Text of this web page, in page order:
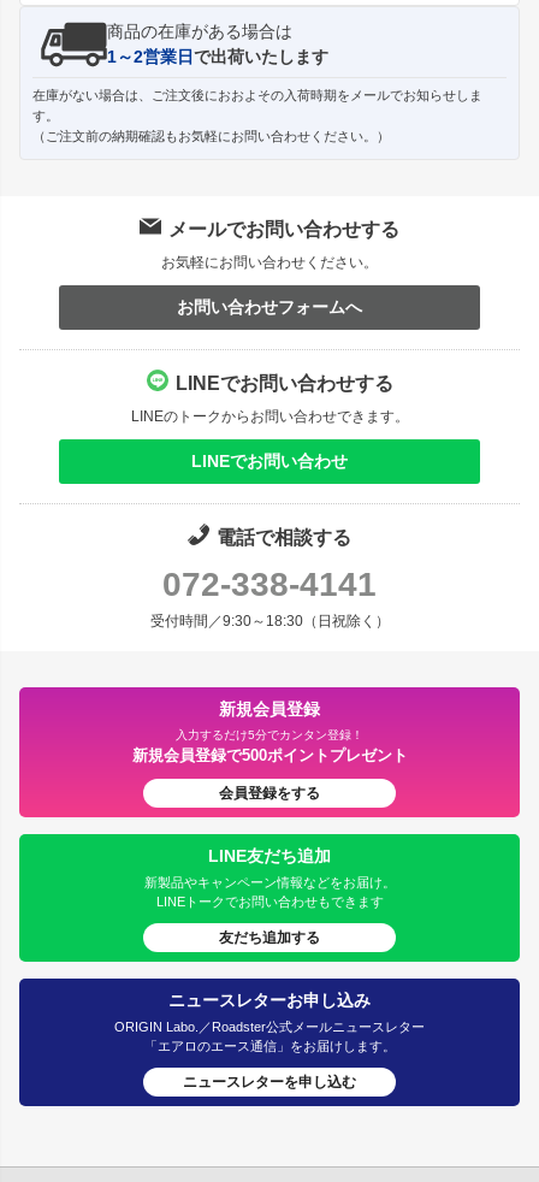
商品の在庫がある場合は
1～2営業日で出荷いたします
在庫がない場合は、ご注文後におおよその入荷時期をメールでお知らせしま
す。
（ご注文前の納期確認もお気軽にお問い合わせください。）
メールでお問い合わせする
お気軽にお問い合わせください。
お問い合わせフォームへ
LINEでお問い合わせする
LINEのトークからお問い合わせできます。
LINEでお問い合わせ
電話で相談する
072-338-4141
受付時間／9:30～18:30（日祝除く）
新規会員登録
入力するだけ5分でカンタン登録！
新規会員登録で500ポイントプレゼント
会員登録をする
LINE友だち追加
新製品やキャンペーン情報などをお届け。
LINEトークでお問い合わせもできます
友だち追加する
ニュースレターお申し込み
ORIGIN Labo.／Roadster公式メールニュースレター
「エアロのエース通信」をお届けします。
ニュースレターを申し込む